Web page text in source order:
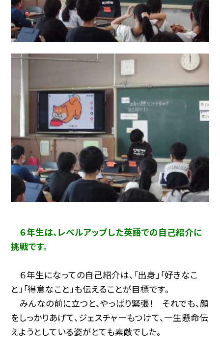
６年生は、レベルアップした英語での自己紹介に
挑戦です。
６年生になっての自己紹介は、「出身」「好きなこ
と」「得意なこと」も伝えることが目標です。
みんなの前に立つと、やっぱり緊張！ それでも、顔
をしっかりあげて、ジェスチャーもつけて、一生懸命伝
えようとしている姿がとても素敵でした。